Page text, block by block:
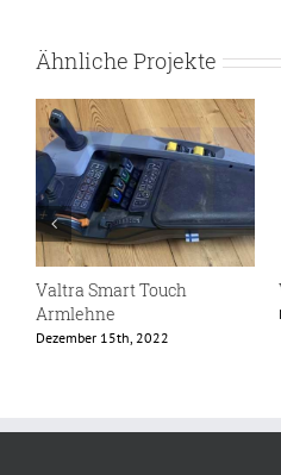
Ähnliche Projekte
Valtra Smart Touch
Armlehne
Dezember 15th, 2022